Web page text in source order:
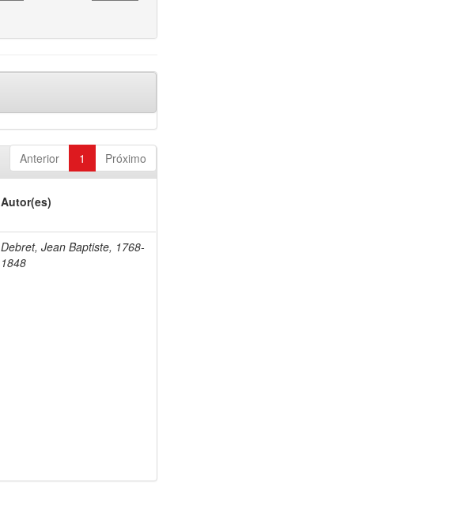
Anterior 1 Próximo
Autor(es)
Debret, Jean Baptiste, 1768-
1848